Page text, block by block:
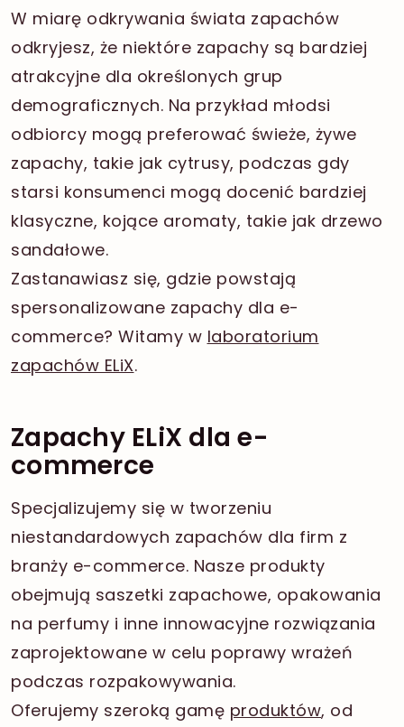
W miarę odkrywania świata zapachów
odkryjesz, że niektóre zapachy są bardziej
atrakcyjne dla określonych grup
demograficznych. Na przykład młodsi
odbiorcy mogą preferować świeże, żywe
zapachy, takie jak cytrusy, podczas gdy
starsi konsumenci mogą docenić bardziej
klasyczne, kojące aromaty, takie jak drzewo
sandałowe.
Zastanawiasz się, gdzie powstają
spersonalizowane zapachy dla e-
commerce? Witamy w laboratorium
zapachów ELiX.
Zapachy ELiX dla e-
commerce
Specjalizujemy się w tworzeniu
niestandardowych zapachów dla firm z
branży e-commerce. Nasze produkty
obejmują saszetki zapachowe, opakowania
na perfumy i inne innowacyjne rozwiązania
zaprojektowane w celu poprawy wrażeń
podczas rozpakowywania.
Oferujemy szeroką gamę produktów, od